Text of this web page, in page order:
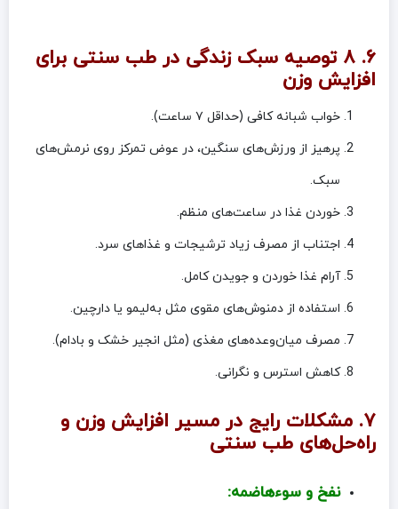
۶. ۸ توصیه سبک زندگی در طب سنتی برای
افزایش وزن
خواب شبانه کافی (حداقل ۷ ساعت).
پرهیز از ورزش‌های سنگین، در عوض تمرکز روی نرمش‌های
سبک.
خوردن غذا در ساعت‌های منظم.
اجتناب از مصرف زیاد ترشیجات و غذاهای سرد.
آرام غذا خوردن و جویدن کامل.
استفاده از دمنوش‌های مقوی مثل به‌لیمو یا دارچین.
مصرف میان‌وعده‌های مغذی (مثل انجیر خشک و بادام).
کاهش استرس و نگرانی.
۷. مشکلات رایج در مسیر افزایش وزن و
راه‌حل‌های طب سنتی
نفخ و سوءهاضمه: